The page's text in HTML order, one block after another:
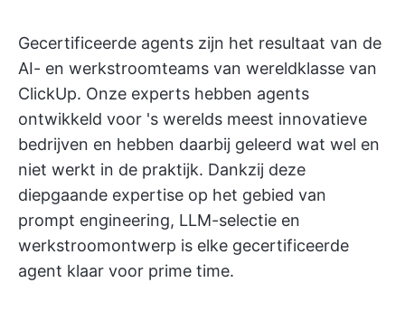
Gecertificeerde agents zijn het resultaat van de
AI- en werkstroomteams van wereldklasse van
ClickUp. Onze experts hebben agents
ontwikkeld voor 's werelds meest innovatieve
bedrijven en hebben daarbij geleerd wat wel en
niet werkt in de praktijk. Dankzij deze
diepgaande expertise op het gebied van
prompt engineering, LLM-selectie en
werkstroomontwerp is elke gecertificeerde
agent klaar voor prime time.